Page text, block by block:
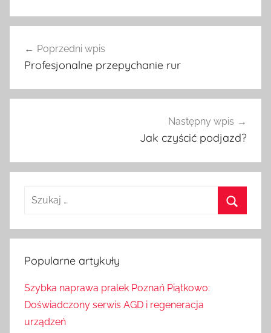
Nawigacja
wpisu
Poprzedni wpis
Profesjonalne przepychanie rur
Następny wpis
Jak czyścić podjazd?
u
a
z
Popularne artykuły
Szybka naprawa pralek Poznań Piątkowo:
Doświadczony serwis AGD i regeneracja
urządzeń